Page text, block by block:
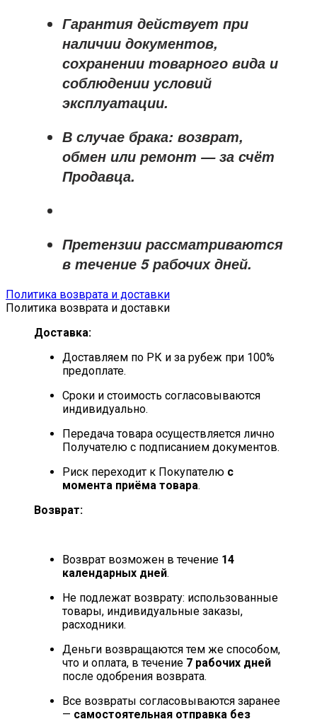
Гарантия действует при
наличии документов,
сохранении товарного вида и
соблюдении условий
эксплуатации.
В случае брака: возврат,
обмен или ремонт —за счёт
Продавца.
Претензии рассматриваются
в течение 5 рабочих дней.
Политика возврата и доставки
Политика возврата и доставки
Доставка:
Доставляем по РК и за рубеж при 100%
предоплате.
Сроки и стоимость согласовываются
индивидуально.
Передача товара осуществляется лично
Получателю с подписанием документов.
Риск переходит к Покупателю с
момента приёма товара.
Возврат:
Возврат возможен в течение 14
календарных дней.
Не подлежат возврату: использованные
товары, индивидуальные заказы,
расходники.
Деньги возвращаются тем же способом,
что и оплата, в течение 7 рабочих дней
после одобрения возврата.
Все возвраты согласовываются заранее
— самостоятельная отправка без